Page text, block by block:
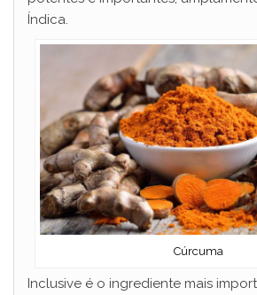
Índica.
Cúrcuma
Inclusive é o ingrediente mais